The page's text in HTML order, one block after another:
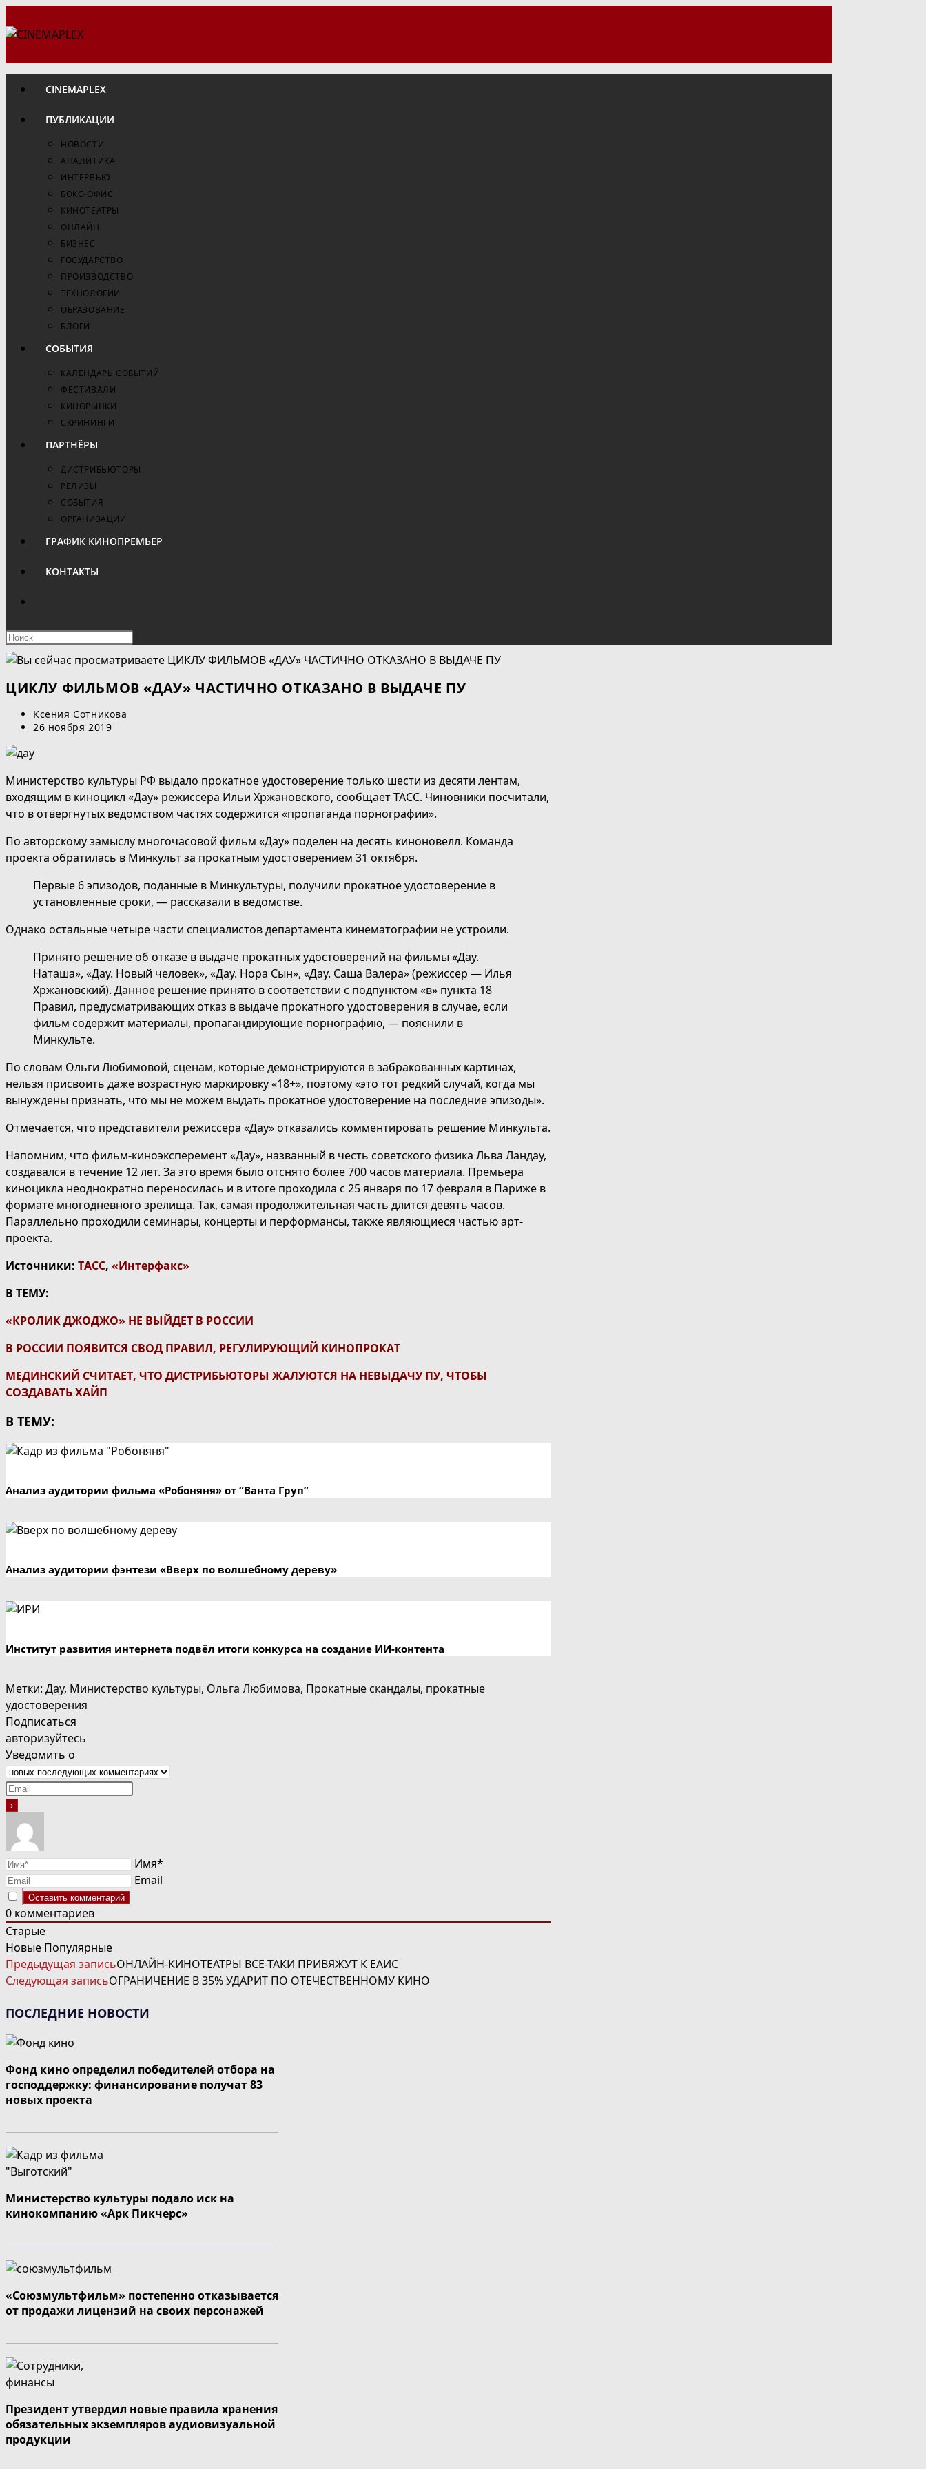
к
CINEMAPLEX
ПУБЛИКАЦИИ
НОВОСТИ
АНАЛИТИКА
ИНТЕРВЬЮ
БОКС-ОФИС
КИНОТЕАТРЫ
ОНЛАЙН
БИЗНЕС
ГОСУДАРСТВО
ПРОИЗВОДСТВО
ТЕХНОЛОГИИ
ОБРАЗОВАНИЕ
БЛОГИ
СОБЫТИЯ
КАЛЕНДАРЬ СОБЫТИЙ
ФЕСТИВАЛИ
КИНОРЫНКИ
СКРИНИНГИ
ПАРТНЁРЫ
ДИСТРИБЬЮТОРЫ
РЕЛИЗЫ
СОБЫТИЯ
ОРГАНИЗАЦИИ
ГРАФИК КИНОПРЕМЬЕР
КОНТАКТЫ
ПОИСК
ПО
ВЕБ-
САЙТУ
Нажмите
клавишу
Escape,
чтобы
ЦИКЛУ ФИЛЬМОВ «ДАУ» ЧАСТИЧНО ОТКАЗАНО В ВЫДАЧЕ ПУ
Автор
записи:
Ксения Сотникова
Запись
26 ноября 2019
Министерство культуры РФ выдало прокатное удостоверение только шести из десяти лентам,
входящим в киноцикл «Дау» режиссера Ильи Хржановского, сообщает ТАСС. Чиновники посчитали,
что в отвергнутых ведомством частях содержится «пропаганда порнографии».
По авторскому замыслу многочасовой фильм «Дау» поделен на десять киноновелл. Команда
проекта обратилась в Минкульт за прокатным удостоверением 31 октября.
Первые 6 эпизодов, поданные в Минкультуры, получили прокатное удостоверение в
установленные сроки, — рассказали в ведомстве.
Однако остальные четыре части специалистов департамента кинематографии не устроили.
Принято решение об отказе в выдаче прокатных удостоверений на фильмы «Дау.
Наташа», «Дау. Новый человек», «Дау. Нора Сын», «Дау. Саша Валера» (режиссер — Илья
Хржановский). Данное решение принято в соответствии с подпунктом «в» пункта 18
Правил, предусматривающих отказ в выдаче прокатного удостоверения в случае, если
фильм содержит материалы, пропагандирующие порнографию, — пояснили в
Минкульте.
По словам Ольги Любимовой, сценам, которые демонстрируются в забракованных картинах,
нельзя присвоить даже возрастную маркировку «18+», поэтому «это тот редкий случай, когда мы
вынуждены признать, что мы не можем выдать прокатное удостоверение на последние эпизоды».
Отмечается, что представители режиссера «Дау» отказались комментировать решение Минкульта.
Напомним, что фильм-киноэксперемент «Дау», названный в честь советского физика Льва Ландау,
создавался в течение 12 лет. За это время было отснято более 700 часов материала. Премьера
киноцикла неоднократно переносилась и в итоге проходила c 25 января по 17 февраля в Париже в
формате многодневного зрелища. Так, самая продолжительная часть длится девять часов.
Параллельно проходили семинары, концерты и перформансы, также являющиеся частью арт-
проекта.
Источники: ТАСС, «Интерфакс»
В ТЕМУ:
«КРОЛИК ДЖОДЖО» НЕ ВЫЙДЕТ В РОССИИ
В РОССИИ ПОЯВИТСЯ СВОД ПРАВИЛ, РЕГУЛИРУЮЩИЙ КИНОПРОКАТ
МЕДИНСКИЙ СЧИТАЕТ, ЧТО ДИСТРИБЬЮТОРЫ ЖАЛУЮТСЯ НА НЕВЫДАЧУ ПУ, ЧТОБЫ
СОЗДАВАТЬ ХАЙП
В ТЕМУ:
Анализ аудитории фильма «Робоняня» от “Ванта Груп”
Анализ аудитории фэнтези «Вверх по волшебному дереву»
Институт развития интернета подвёл итоги конкурса на создание ИИ-контента
Метки: Дау, Министерство культуры, Ольга Любимова, Прокатные скандалы, прокатные
удостоверения
Подписаться
авторизуйтесь
Уведомить о
Имя*
Email
0 комментариев
Старые
Новые Популярные
ЧИТАТЬ
ДАЛЕЕ
СТАТЬИ
Предыдущая записьОНЛАЙН-КИНОТЕАТРЫ ВСЕ-ТАКИ ПРИВЯЖУТ К ЕАИС
Следующая записьОГРАНИЧЕНИЕ В 35% УДАРИТ ПО ОТЕЧЕСТВЕННОМУ КИНО
ПОСЛЕДНИЕ НОВОСТИ
Фонд кино определил победителей отбора на
господдержку: финансирование получат 83
новых проекта
Министерство культуры подало иск на
кинокомпанию «Арк Пикчерс»
«Союзмультфильм» постепенно отказывается
от продажи лицензий на своих персонажей
Президент утвердил новые правила хранения
обязательных экземпляров аудиовизуальной
продукции